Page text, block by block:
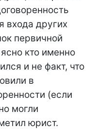
входа других
первичной
кто именно
и не факт, что
в
(если
могли
юрист.